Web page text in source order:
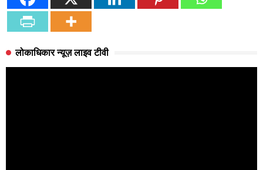
लोकाधिकार न्यूज़ लाइव टीवी